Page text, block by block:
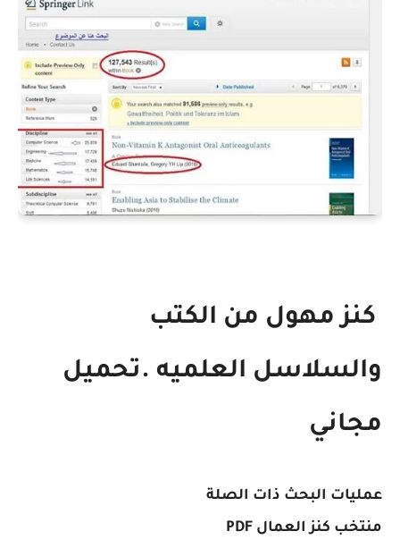
كنز مهول من الكتب
والسلاسل العلميه .تحميل
مجاني
عمليات البحث ذات الصلة
منتخب كنز العمال PDF